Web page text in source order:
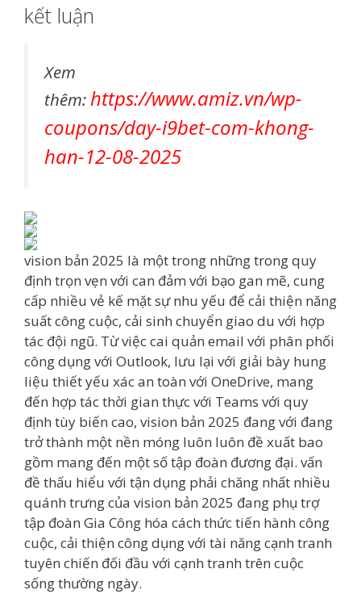
kết luận
Xem
thêm:https://www.amiz.vn/wp-
coupons/day-i9bet-com-khong-
han-12-08-2025
vision bản 2025 là một trong những trong quy
định trọn vẹn với can đảm với bạo gan mẽ, cung
cấp nhiều vẻ kế mặt sự nhu yếu để cải thiện năng
suất công cuộc, cải sinh chuyển giao du với hợp
tác đội ngũ. Từ việc cai quản email với phân phối
công dụng với Outlook, lưu lại với giải bày hung
liệu thiết yếu xác an toàn với OneDrive, mang
đến hợp tác thời gian thực với Teams với quy
định tùy biến cao, vision bản 2025 đang với đang
trở thành một nền móng luôn luôn đề xuất bao
gồm mang đến một số tập đoàn đương đại. vấn
đề thấu hiểu với tận dụng phải chăng nhất nhiều
quánh trưng của vision bản 2025 đang phụ trợ
tập đoàn Gia Công hóa cách thức tiến hành công
cuộc, cải thiện công dụng với tài năng cạnh tranh
tuyên chiến đối đầu với cạnh tranh trên cuộc
sống thường ngày.